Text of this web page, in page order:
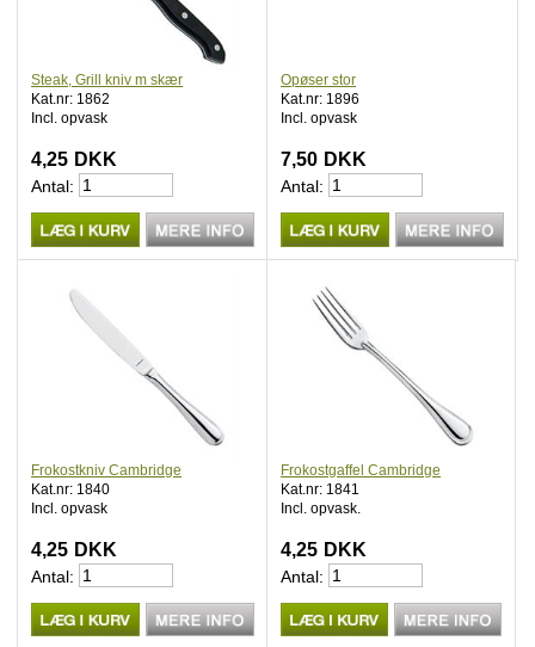
Steak, Grill kniv m skær
Kat.nr: 1862
Incl. opvask
4,25 DKK
Antal:
Opøser stor
Kat.nr: 1896
Incl. opvask
7,50 DKK
Antal:
Frokostkniv Cambridge
Kat.nr: 1840
Incl. opvask
4,25 DKK
Antal:
Frokostgaffel Cambridge
Kat.nr: 1841
Incl. opvask.
4,25 DKK
Antal: